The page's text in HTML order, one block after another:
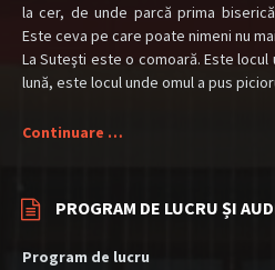
la cer, de unde parcă prima
Este ceva pe care poate nimeni nu
La Suteşti este o comoară. Este
lună, este locul unde omul a pus
Continuare …
PROGRAM DE LUCRU ȘI
Program de lucru